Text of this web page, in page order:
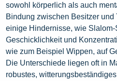
sowohl körperlich als auch
Bindung zwischen Besitzer und
einige Hindernisse, wie
Geschicklichkeit und
wie zum Beispiel Wippen, auf
Die Unterschiede liegen oft in
robustes,